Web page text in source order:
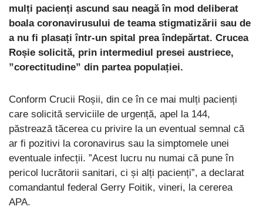
mulți pacienți ascund sau neagă în mod deliberat
boala coronavirusului de teama stigmatizării sau de
a nu fi plasați într-un spital prea îndepărtat. Crucea
Roșie solicită, prin intermediul presei austriece,
”corectitudine” din partea populației.
Conform Crucii Roșii, din ce în ce mai mulți pacienți
care solicită serviciile de urgență, apel la 144,
păstrează tăcerea cu privire la un eventual semnal că
ar fi pozitivi la coronavirus sau la simptomele unei
eventuale infecții. ”Acest lucru nu numai că pune în
pericol lucrătorii sanitari, ci și alți pacienți”, a declarat
comandantul federal Gerry Foitik, vineri, la cererea
APA.